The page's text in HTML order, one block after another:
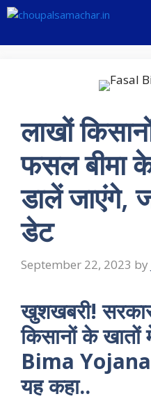
Skip
content
लाखों
फसल बीमा
डालें जाएंगे,
डेट
September 22, 2023 by
खुशखबरी!
किसानों के
Bima
यह कहा..